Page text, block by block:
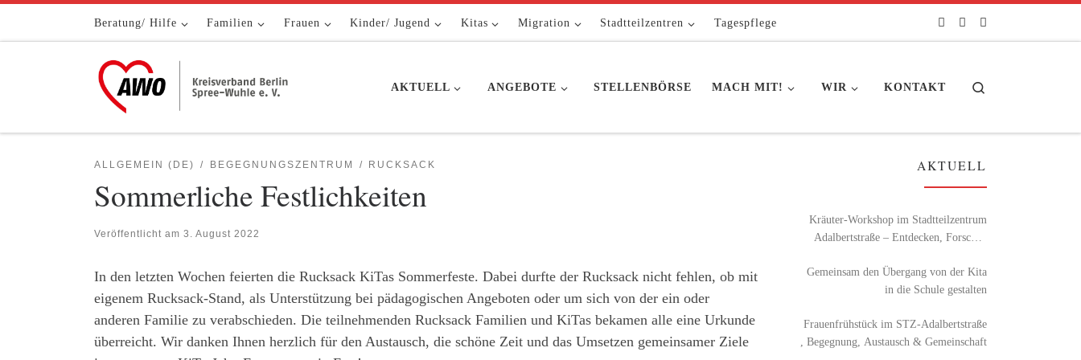
Zum Inhalt springenBeratung/ Hilfe Familien Frauen Kinder/ Jugend Kitas Migration Stadtteilzentren Tagespflege
AKTUELL ANGEBOTE STELLENBÖRSE MACH MIT! WIR KONTAKT
ALLGEMEIN (DE) BEGEGNUNGSZENTRUM RUCKSACK
Sommerliche Festlichkeiten
Veröffentlicht am 3. August 2022
In den letzten Wochen feierten die Rucksack KiTas Sommerfeste. Dabei durfte der Rucksack nicht fehlen, ob mit
eigenem Rucksack-Stand, als Unterstützung bei pädagogischen Angeboten oder um sich von der ein oder
anderen Familie zu verabschieden. Die teilnehmenden Rucksack Familien und KiTas bekamen alle eine Urkunde
überreicht. Wir danken Ihnen herzlich für den Austausch, die schöne Zeit und das Umsetzen gemeinsamer Ziele
AKTUELL
Kräuter-Workshop im Stadtteilzentrum
Adalbertstraße – Entdecken, Forschen
Gemeinsam den Übergang von der Kita
in die Schule gestalten
Frauenfrühstück im STZ-Adalbertstraße
, Begegnung, Austausch & Gemeinschaft